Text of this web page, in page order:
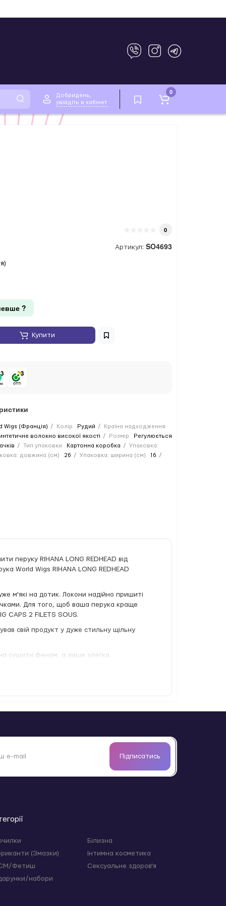
Добридень,
увійдіть в кабінет
0
0
Артикул: SO4693
?
Купити
Wigs (Франція) Колір Рудий
Країна надходження
волокно високої якості
Розмір
Регулюється
Тип упаковки Картонна коробка
Упаковка:
довжина (см)
26 Упаковка: ширина (см) 16
перуку RIHANA LONG REDHEAD від
World Wigs RIHANA LONG REDHEAD
м'які на дотик. Локони надійно пришиті
Для того, щоб ваша перука краще
CAPS 2 FILETS SOUS.
свій продукт у дуже стильну щільну
сушити феном, а лише злегка
Підписатись
(Змазки)
Фетиш
набори
Білизна
Інтимна косметика
Сексуальне здоров'я